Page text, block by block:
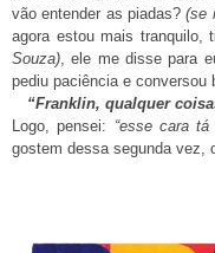
vão entender as piadas?(se
agora estou mais tranquilo,
Souza), ele me disse para
pediu paciência e conversou
“Franklin, qualquer
Logo, pensei: “esse cara tá
gostem dessa segunda vez,